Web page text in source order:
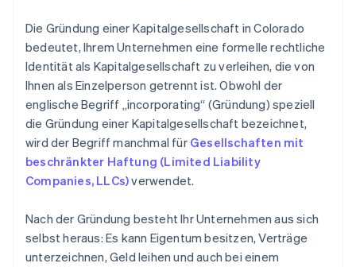
Die Gründung einer Kapitalgesellschaft in Colorado
bedeutet, Ihrem Unternehmen eine formelle rechtliche
Identität als Kapitalgesellschaft zu verleihen, die von
Ihnen als Einzelperson getrennt ist. Obwohl der
englische Begriff „incorporating“ (Gründung) speziell
die Gründung einer Kapitalgesellschaft bezeichnet,
wird der Begriff manchmal für Gesellschaften mit
beschränkter Haftung (Limited Liability
Companies, LLCs)verwendet.
Nach der Gründung besteht Ihr Unternehmen aus sich
selbst heraus: Es kann Eigentum besitzen, Verträge
unterzeichnen, Geld leihen und auch bei einem